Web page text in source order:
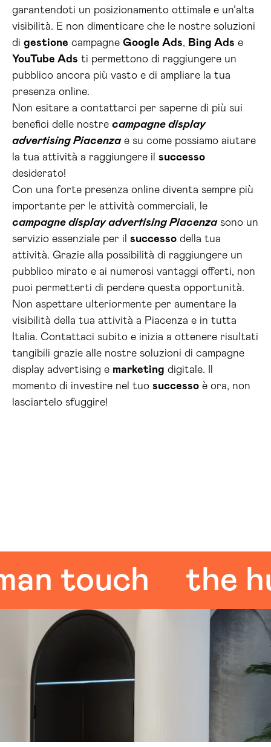
garantendoti un posizionamento ottimale e un’alta
visibilità. E non dimenticare che le nostre soluzioni
di gestione campagne Google Ads, Bing Ads e
YouTube Ads ti permettono di raggiungere un
pubblico ancora più vasto e di ampliare la tua
presenza online.
Non esitare a contattarci per saperne di più sui
benefici delle nostre campagne display
advertising Piacenzae su come possiamo aiutare
la tua attività a raggiungere il successo
desiderato!
Con una forte presenza online diventa sempre più
importante per le attività commerciali, le
campagne display advertising Piacenzasono un
servizio essenziale per il successo della tua
attività. Grazie alla possibilità di raggiungere un
pubblico mirato e ai numerosi vantaggi offerti, non
puoi permetterti di perdere questa opportunità.
Non aspettare ulteriormente per aumentare la
visibilità della tua attività a Piacenza e in tutta
Italia. Contattaci subito e inizia a ottenere risultati
tangibili grazie alle nostre soluzioni di campagne
display advertising e marketing digitale. Il
momento di investire nel tuo successo è ora, non
lasciartelo sfuggire!
the